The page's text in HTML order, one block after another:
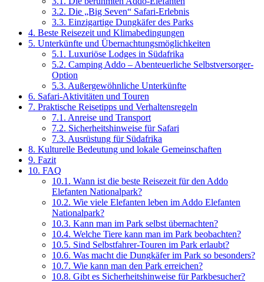
3.2. Die „Big Seven“ Safari-Erlebnis
3.3. Einzigartige Dungkäfer des Parks
4. Beste Reisezeit und Klimabedingungen
5. Unterkünfte und Übernachtungsmöglichkeiten
5.1. Luxuriöse Lodges in Südafrika
5.2. Camping Addo – Abenteuerliche Selbstversorger-
Option
5.3. Außergewöhnliche Unterkünfte
6. Safari-Aktivitäten und Touren
7. Praktische Reisetipps und Verhaltensregeln
7.1. Anreise und Transport
7.2. Sicherheitshinweise für Safari
7.3. Ausrüstung für Südafrika
8. Kulturelle Bedeutung und lokale Gemeinschaften
9. Fazit
10. FAQ
10.1. Wann ist die beste Reisezeit für den Addo
Elefanten Nationalpark?
10.2. Wie viele Elefanten leben im Addo Elefanten
Nationalpark?
10.3. Kann man im Park selbst übernachten?
10.4. Welche Tiere kann man im Park beobachten?
10.5. Sind Selbstfahrer-Touren im Park erlaubt?
10.6. Was macht die Dungkäfer im Park so besonders?
10.7. Wie kann man den Park erreichen?
10.8. Gibt es Sicherheitshinweise für Parkbesucher?